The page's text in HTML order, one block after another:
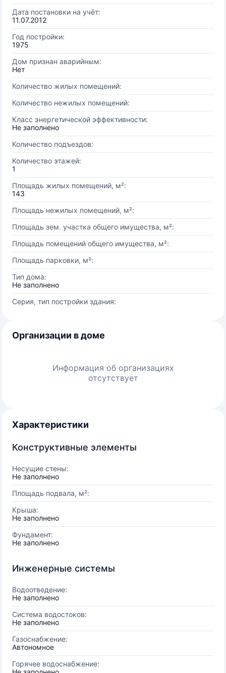
Дата постановки на учёт:
11.07.2012
Год постройки:
1975
Дом признан аварийным:
Нет
Количество жилых помещений:
Количество нежилых помещений:
Класс энергетической эффективности:
Не заполнено
Количество подъездов:
Количество этажей:
1
Площадь жилых помещений, м²:
143
Площадь нежилых помещений, м²:
Площадь зем. участка общего имущества, м²:
Площадь помещений общего имущества, м²:
Площадь парковки, м²:
Тип дома:
Не заполнено
Серия, тип постройки здания:
Организации в доме
Информация об организациях
отсутствует
Характеристики
Конструктивные элементы
Несущие стены:
Не заполнено
Площадь подвала, м²:
Крыша:
Не заполнено
Фундамент:
Не заполнено
Инженерные системы
Водоотведение:
Не заполнено
Система водостоков:
Не заполнено
Газоснабжение:
Автономное
Горячее водоснабжение: